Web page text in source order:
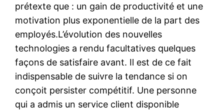
prétexte que : un gain de productivité et une
motivation plus exponentielle de la part des
employés.L’évolution des nouvelles
technologies a rendu facultatives quelques
façons de satisfaire avant. Il est de ce fait
indispensable de suivre la tendance si on
conçoit persister compétitif. Une personne
qui a admis un service client disponible